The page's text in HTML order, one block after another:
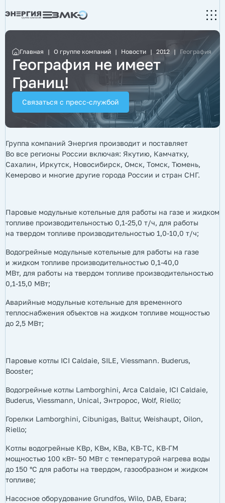
Главная | О группе компаний | Новости | 2012 | География не
География не имеет
Границ!
Связаться с пресс-службой
Группа компаний Энергия производит и поставляет
Во все регионы России включая: Якутию, Камчатку,
Сахалин, Иркутск, Новосибирск, Омск, Томск, Тюмень,
Кемерово и многие другие города России и стран СНГ.
Паровые модульные котельные для работы на газе и жидком
топливе производительностью 0,1-25,0 т/ч, для работы
на твердом топливе производительностью 1,0-10,0 т/ч;
Водогрейные модульные котельные для работы на газе
и жидком топливе производительностью 0,1-40,0
МВт, для работы на твердом топливе производительностью
0,1-15,0 МВт;
Аварийные модульные котельные для временного
теплоснабжения объектов на жидком топливе мощностью
до 2,5 МВт;
Паровые котлы ICI Caldaie, SILE, Viessmann. Buderus,
Booster;
Водогрейные котлы Lamborghini, Arca Caldaie, ICI Caldaie,
Buderus, Viessmann, Unical, Энтророс, Wolf, Riello;
Горелки Lamborghini, Cibunigas, Baltur, Weishaupt, Oilon,
Riello;
Котлы водогрейные КВр, КВм, КВа, КВ-ТС, КВ-ГМ
мощностью 100 кВт- 50 МВт с температурой нагрева воды
до 150 °С для работы на твердом, газообразном и жидком
топливе;
Насосное оборудование Grundfos, Wilo, DAB, Ebara;